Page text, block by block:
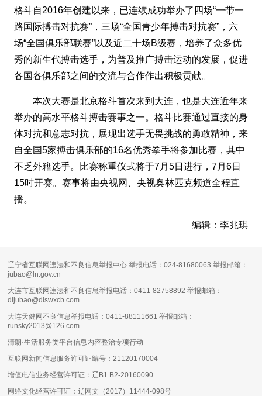
格斗自2016年创建以来，已连续成功举办了四场“一带一
路国际搏击对抗赛”，三场“全国青少年搏击对抗赛”，六
场“全国俱乐部联赛”以及近二十场B级赛，培养了众多优
秀的新生代搏击选手，为普及推广搏击运动的发展，促进
各国各俱乐部之间的交流与合作作出积极贡献。
本次大赛是北京格斗首次来到大连，也是大连近年来
举办的高水平格斗搏击赛事之一。格斗比赛通过直接的身
体对抗和意志对抗，展现出选手无畏挑战的勇敢精神，来
自全国5家搏击俱乐部的16名优秀拳手将参加比赛，其中
不乏外籍选手。比赛称重仪式将于7月5日进行，7月6日
15时开赛。赛事将由央视网、央视奥林匹克频道全程直
播。
编辑：李兆琪
辽宁省互联网违法和不良信息举报中心 举报电话：024-81680063 举报邮箱：
jubao@ln.gov.cn
大连市互联网违法和不良信息举报电话：0411-82758892 举报邮箱：
dljubao@dlswxcb.com
大连天健网不良信息举报电话：0411-88111661 举报邮箱：
runsky2013@126.com
清朗·生活服务类平台信息内容整治专项行动
互联网新闻信息服务许可证编号：21120170004
增值电信业务经营许可证：辽B1.B2-20160090
网络文化经营许可证：辽网文（2017）11444-098号